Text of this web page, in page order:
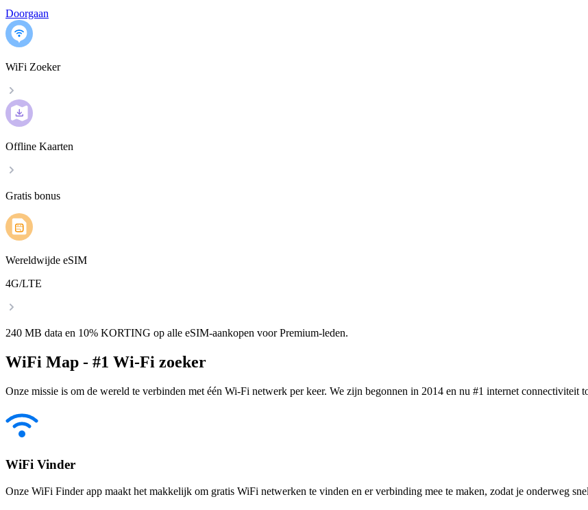
Doorgaan
WiFi Zoeker
Offline Kaarten
Gratis bonus
Wereldwijde eSIM
4G/LTE
240 MB data en 10% KORTING op alle eSIM-aankopen voor Premium-leden.
WiFi Map - #1 Wi-Fi zoeker
Onze missie is om de wereld te verbinden met één Wi-Fi netwerk per keer. We zijn begonnen in 2014 en nu #1 internet connectiviteit
WiFi Vinder
Onze WiFi Finder app maakt het makkelijk om gratis WiFi netwerken te vinden en er verbinding mee te maken, zodat je onderweg